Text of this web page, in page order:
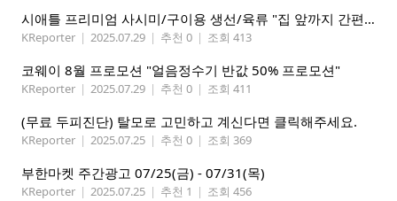
시애틀 프리미엄 사시미/구이용 생선/육류 "집 앞까지 간편하게" – 영오션닷컴
KReporter | 2025.07.29 | 추천 0 | 조회 413
코웨이 8월 프로모션 "얼음정수기 반값 50% 프로모션"
KReporter | 2025.07.29 | 추천 0 | 조회 411
(무료 두피진단) 탈모로 고민하고 계신다면 클릭해주세요.
KReporter | 2025.07.25 | 추천 0 | 조회 369
부한마켓 주간광고 07/25(금) - 07/31(목)
KReporter | 2025.07.25 | 추천 1 | 조회 456